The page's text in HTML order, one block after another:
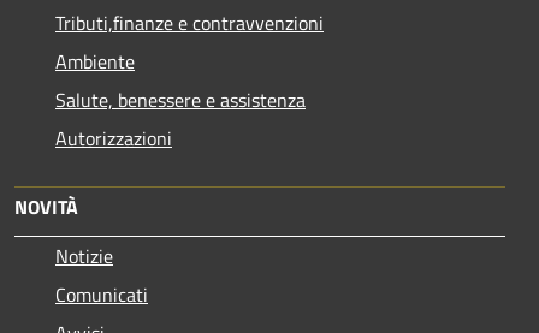
Tributi,finanze e contravvenzioni
Ambiente
Salute, benessere e assistenza
Autorizzazioni
NOVITÀ
Notizie
Comunicati